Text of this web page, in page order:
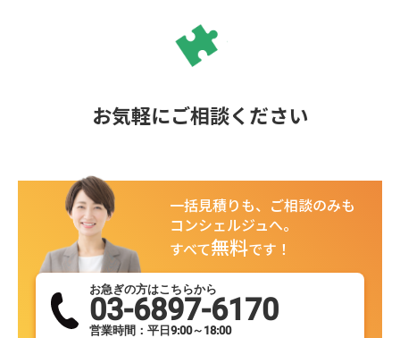
お気軽にご相談ください
一括見積りも、ご相談のみも
コンシェルジュへ。
すべて無料です！
お急ぎの方はこちらから
03-6897-6170
営業時間：平日9:00～18:00